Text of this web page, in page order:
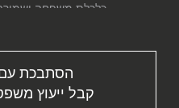
כלכלת משפחה ושמירה
סגירת עסק...
פירוק חברה...
גיוס הון...
הסתבכת
קבל ייעוץ